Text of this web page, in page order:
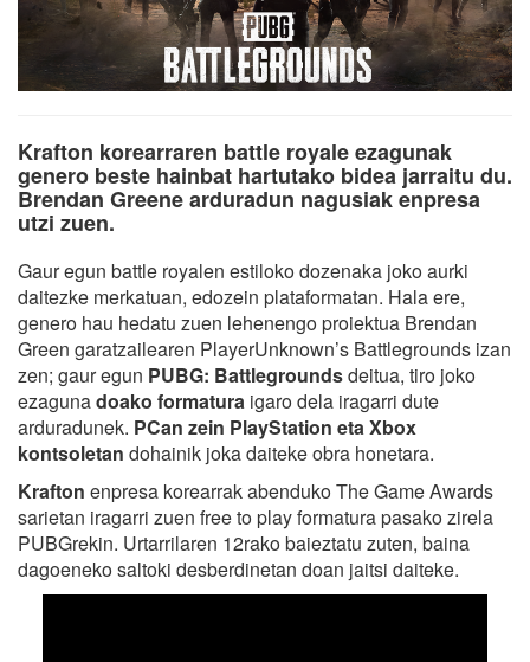
Krafton korearraren battle royale ezagunak
genero beste hainbat hartutako bidea jarraitu du.
Brendan Greene arduradun nagusiak enpresa
utzi zuen.
Gaur egun battle royalen estiloko dozenaka joko aurki
daitezke merkatuan, edozein plataformatan. Hala ere,
genero hau hedatu zuen lehenengo proiektua Brendan
Green garatzailearen PlayerUnknown’s Battlegrounds izan
zen; gaur egun PUBG: Battlegroundsdeitua, tiro joko
ezagunadoako formatura igaro dela iragarri dute
arduradunek. PCan zein PlayStation eta Xbox
kontsoletan dohainik joka daiteke obra honetara.
Krafton enpresa korearrak abenduko The Game Awards
sarietan iragarri zuen free to play formatura pasako zirela
PUBGrekin. Urtarrilaren 12rako baieztatu zuten, baina
dagoeneko saltoki desberdinetan doan jaitsi daiteke.